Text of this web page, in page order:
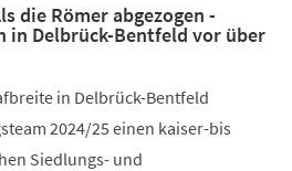
die Römer abgezogen -
in Delbrück-Bentfeld vor über
in Delbrück-Bentfeld
2024/25 einen kaiser-bis
Siedlungs- und